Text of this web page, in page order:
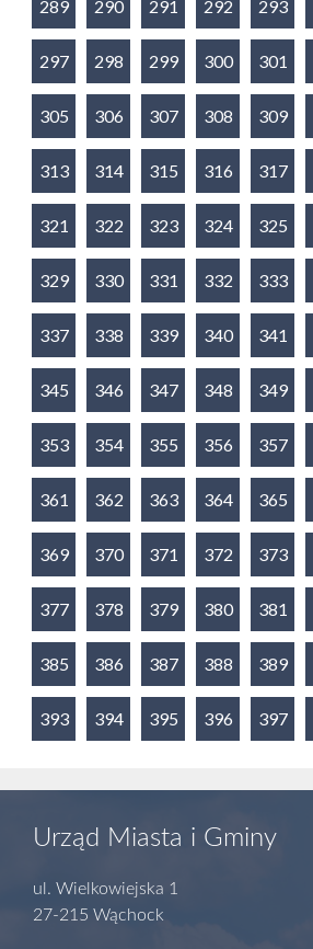
289 290 291 292 293
297 298 299 300 301
305 306 307 308 309
313 314 315 316 317
321 322 323 324 325
329 330 331 332 333
337 338 339 340 341
345 346 347 348 349
353 354 355 356 357
361 362 363 364 365
369 370 371 372 373
377 378 379 380 381
385 386 387 388 389
393 394 395 396 397
Urząd Miasta i Gminy
ul. Wielkowiejska 1
27-215 Wąchock